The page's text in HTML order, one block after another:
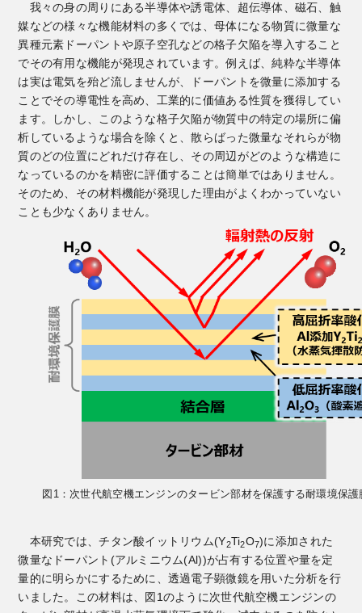
我々の身の周りにある半導体や誘電体、超伝導体、磁石、触
媒などの様々な機能材料の多くでは、母体になる物質に微量な
異種元素ドーパントや原子空孔などの格子欠陥を導入すること
でその有用な機能が発現されています。例えば、純粋な半導体
は実は電気を殆ど流しませんが、ドーパントを微量に添加する
ことでその導電性を高め、工業的に価値ある性質を獲得してい
ます。しかし、このような格子欠陥が物質中の特定の場所に偏
析しているような場合を除くと、散らばった微量なそれらが物
質のどの位置にどれだけ存在し、その周辺がどのような構造に
なっているのかを精密に評価することは簡単ではありません。
そのため、その材料機能が発現した理由がよくわかっていない
ことも少なくありません。
図1：次世代航空機エンジンのタービン部材を保護する耐環境保護
本研究では、チタン酸イットリウム(Y2Ti2O7)に添加された
微量なドーパント(アルミニウム(Al))が占有する位置や量を定
量的に明らかにするために、透過電子顕微鏡を用いた分析を行
いました。この材料は、図1のように次世代航空機エンジンの